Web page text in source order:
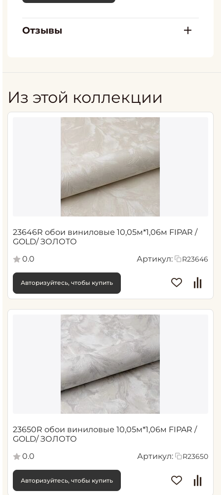
Отзывы
Из этой коллекции
23646R обои виниловые 10,05м*1,06м FIPAR /
GOLD/ ЗОЛОТО
0.0
Артикул: R23646
Авторизуйтесь, чтобы купить
23650R обои виниловые 10,05м*1,06м FIPAR /
GOLD/ ЗОЛОТО
0.0
Артикул: R23650
Авторизуйтесь, чтобы купить